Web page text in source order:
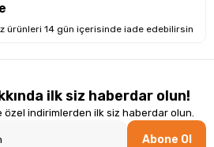
ve Dayanıklı
tasarımı, mobil kullanım için
şık bir görünüme sahip olmakla
taşınabilirlik gereksinimlerinizi
ürünleri 14 gün içerisinde iade edebilirsin
ilk siz haberdar olun!
indirimlerden ilk siz haberdar olun.
Abone Ol